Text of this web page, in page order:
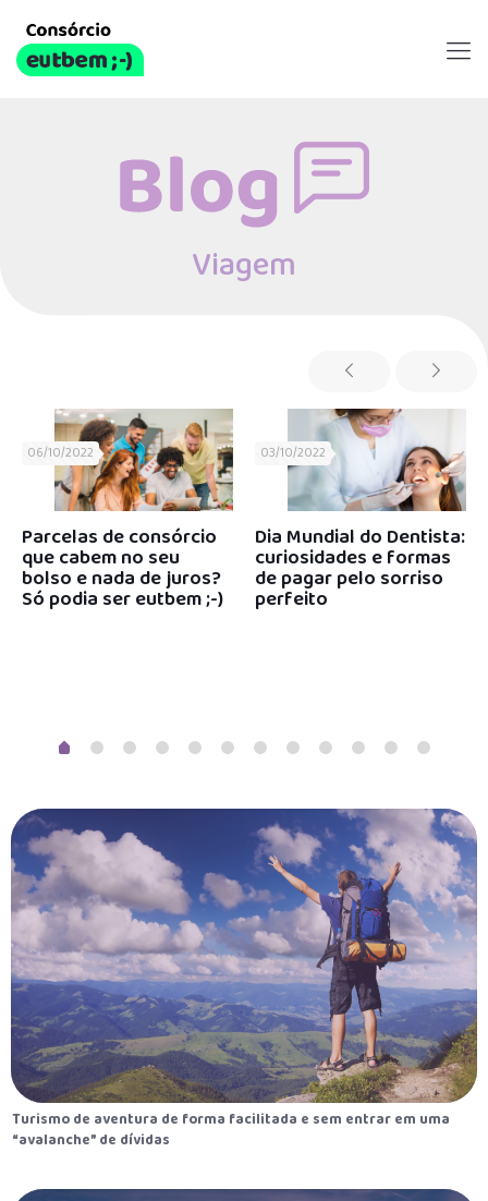
Viagem
06/10/2022
Parcelas de consórcio
que cabem no seu
bolso e nada de juros?
Só podia ser eutbem ;-)
03/10/2022
Dia Mundial do Dentista:
curiosidades e formas
de pagar pelo sorriso
perfeito
Turismo de aventura de forma facilitada e sem entrar em uma
“avalanche” de dívidas